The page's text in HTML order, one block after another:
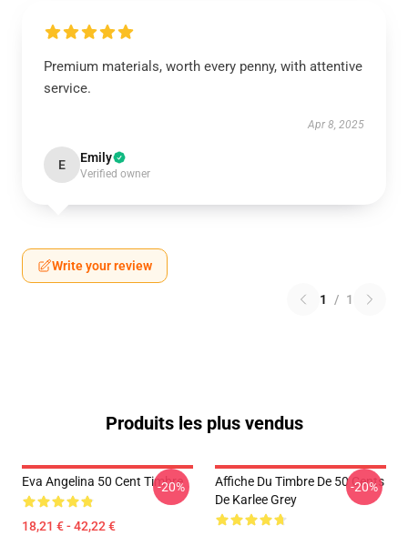
Premium materials, worth every penny, with attentive
service.
Apr 8, 2025
E Emily
Verified owner
Write your review
1 / 1
Produits les plus vendus
Eva Angelina 50 Cent Timbre
18,21 € - 42,22 €
-20%
Affiche Du Timbre De 50 Cents
De Karlee Grey
-20%